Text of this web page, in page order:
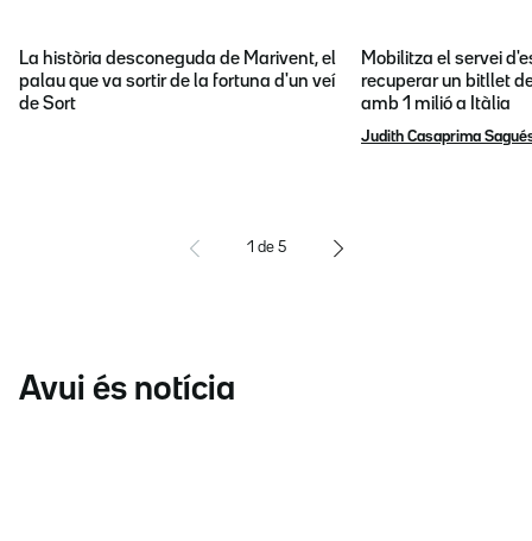
La història desconeguda de Marivent, el
palau que va sortir de la fortuna d'un veí
de Sort
Mobilitza el servei
recuperar un bitllet
amb 1 milió a Itàlia
Judith Casaprima
1 de 5
Avui és notícia